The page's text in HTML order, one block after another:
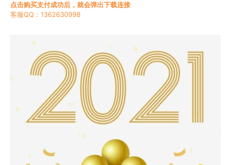
点击购买支付成功后，就会弹出下载连接
客服QQ：1362630998